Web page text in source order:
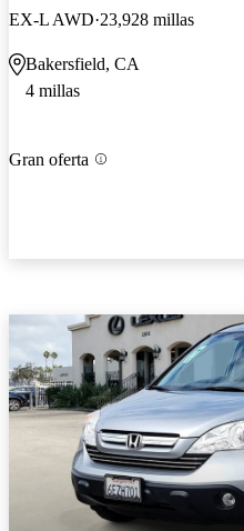
EX-L AWD 23,928 millas
Bakersfield, CA
4 millas
Gran oferta